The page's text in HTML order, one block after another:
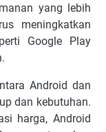
yang lebih
meningkatkan
Google Play
Android dan
dan kebutuhan.
harga, Android